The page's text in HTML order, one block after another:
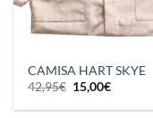
CAMISA HART SKYE
42,95€ El
precio
original
15,00€El
actual